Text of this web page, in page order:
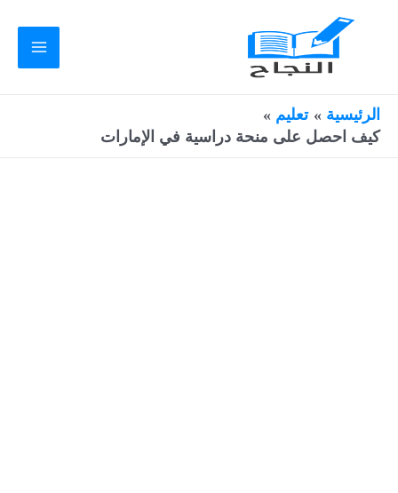
الرئيسية
تعليم
كيف احصل على منحة دراسية في الإمارات